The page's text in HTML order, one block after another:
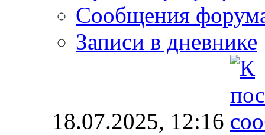
Сообщения
Записи в дневнике
18.07.2025, 12:16